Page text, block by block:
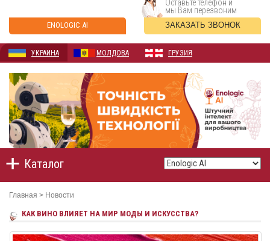
ENOLOGIC AI
Оставьте телефон и
мы Вам перезвоним
ЗАКАЗАТЬ ЗВОНОК
УКРАИНА МОЛДОВА ГРУЗИЯ
Каталог
Главная > Новости
КАК ВИНО ВЛИЯЕТ НА МИР МОДЫ И ИСКУССТВА?